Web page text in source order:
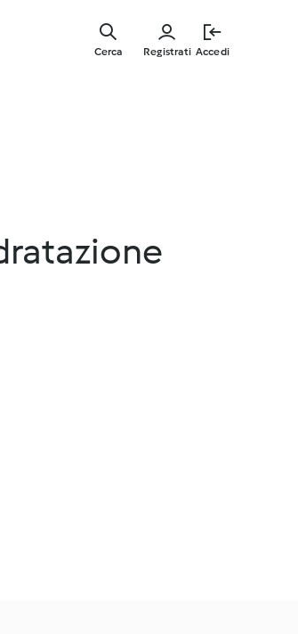
Registrati Accedi
Cerca